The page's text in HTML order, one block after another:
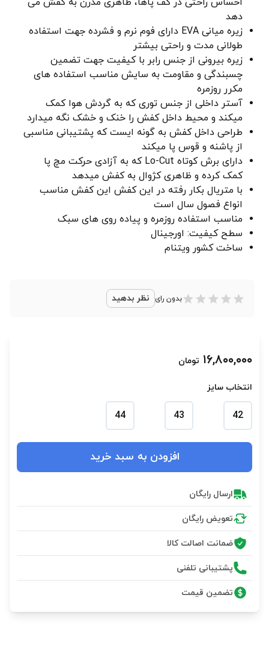
دهد
زیره میانی EVA دارای فوم نرم و فشرده جهت استفاده
طولانی مدت و راحتی بیشتر
زیره بیرونی از جنس رابر با کیفیت جهت تضمین
چسبندگی و مقاومت به سایش مناسب استفاده های
مکرر روزمره
آستر داخلی از جنس توری که به گردش هوا کمک
میکند و محیط داخل کفش را خنک و خشک نگه میدارد
طراحی داخل کفش به گونه ایست که پشتیبانی مناسبی
از پاشنه و قوس پا میکند
دارای برش کوتاه Lo-Cut که به آزادی حرکت مچ پا
کمک کرده و ظاهری کژوال به کفش میدهد
با متریال بکار رفته در این کفش این کفش مناسب
انواع فصول سال است
مناسب استفاده روزمره و پیاده روی های سبک
سطح کیفیت: اورجینال
ساخت کشور ویتنام
بدون رای نظر بدهید
۱۶,۸۰۰,۰۰۰ تومان
انتخاب سایز
42
43
44
افزودن به سبد خرید
ارسال رایگان
تعویض رایگان
ضمانت اصالت کالا
پشتیبانی تلفنی
تضمین قیمت